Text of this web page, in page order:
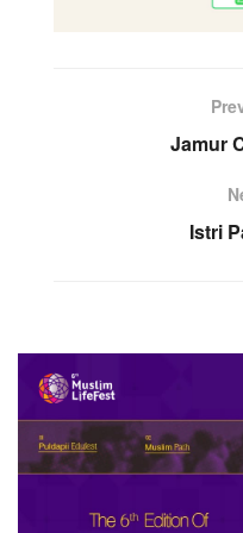
Jamur
Istri